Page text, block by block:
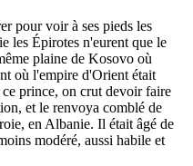
pour voir à ses pieds les
les Épirotes n'eurent que le
plaine de Kosovo où
où l'empire d'Orient était
prince, on crut devoir faire
et le renvoya comblé de
en Albanie. Il était âgé de
modéré, aussi habile et